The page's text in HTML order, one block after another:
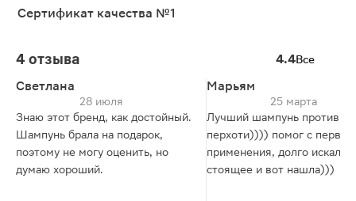
Сертификат качества №1
4 отзыва 4.4Все
Светлана
28 июля
Знаю этот бренд, как достойный.
Шампунь брала на подарок,
поэтому не могу оценить, но
думаю хороший.
Марьям
25 марта
Лучший шампунь против
перхоти)))) помог с
применения, долго искала
стоящее и вот нашла)))